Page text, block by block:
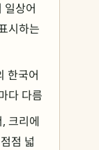
일상어
시하는
한국어
다 다름
크리에
점 넓